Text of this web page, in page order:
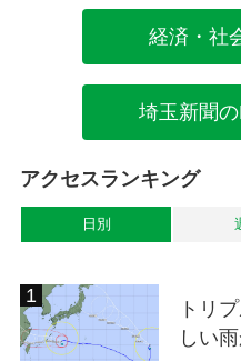
経済・社
埼玉新聞
アクセスランキング
日別
トリ
しい